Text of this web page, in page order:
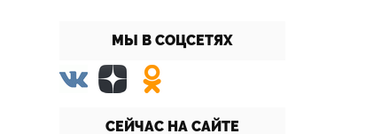
МЫ В СОЦСЕТЯХ
СЕЙЧАС НА САЙТЕ